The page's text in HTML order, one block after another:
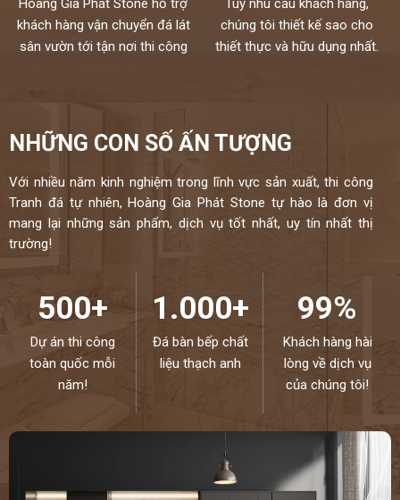
khách hàng vận chuyển đá lát
sân vườn tới tận nơi thi công
chúng tôi thiết kế sao cho
thiết thực và hữu dụng nhất.
NHỮNG CON SỐ ẤN TƯỢNG
Với nhiều năm kinh nghiệm trong lĩnh vực sản xuất, thi công
Tranh đá tự nhiên, Hoàng Gia Phát Stone tự hào là đơn vị
mang lại những sản phẩm, dịch vụ tốt nhất, uy tín nhất thị
trường!
500+
Dự án thi công
toàn quốc mỗi
năm!
1.000+
Đá bàn bếp chất
liệu thạch anh
99%
Khách hàng hài
lòng về dịch vụ
của chúng tôi!